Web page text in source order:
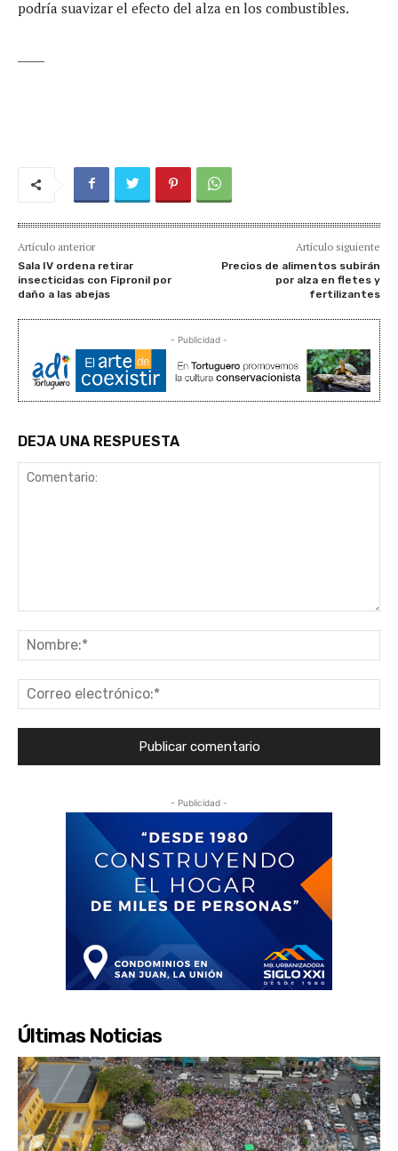
podría suavizar el efecto del alza en los combustibles.
Artículo anterior
Sala IV ordena retirar
insecticidas con Fipronil por
daño a las abejas
Artículo siguiente
Precios de alimentos subirán
por alza en fletes y
fertilizantes
- Publicidad -
DEJA UNA RESPUESTA
- Publicidad -
Últimas Noticias